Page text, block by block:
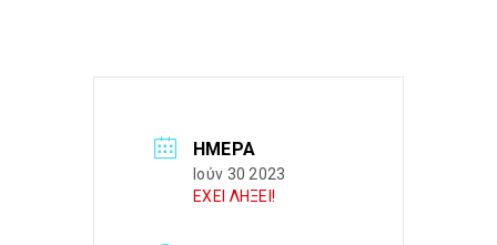
ΗΜΈΡΑ
Ιούν 30 2023
ΕΧΕΙ ΛΗΞΕΙ!